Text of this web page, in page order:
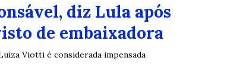
diz Lula após
de embaixadora
Viotti é considerada impensada